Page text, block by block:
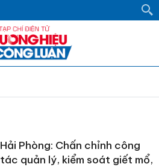
Hải Phòng: Chấn chỉnh công
tác quản lý, kiểm soát giết mổ,